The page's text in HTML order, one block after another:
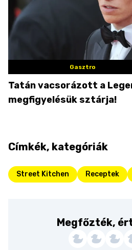
Gasztro
Tatán vacsorázott a
megfigyelésük sztárja!
Címkék, kategóriák
Street Kitchen Receptek
Megfőzték,